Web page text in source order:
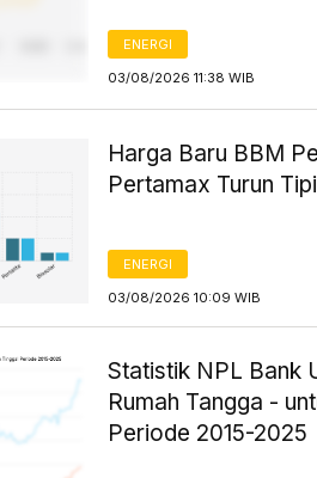
ENERGI
03/08/2026 11:38 WIB
Harga Baru BBM
Pertamax Turun
ENERGI
03/08/2026 10:09 WIB
Statistik NPL Bank
Rumah Tangga -
Periode 2015-2025